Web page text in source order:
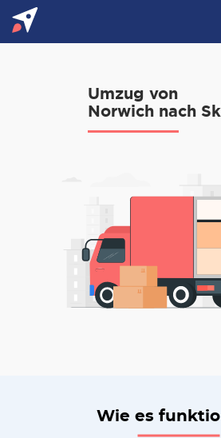
Umzug von
Norwich nach
Wie es